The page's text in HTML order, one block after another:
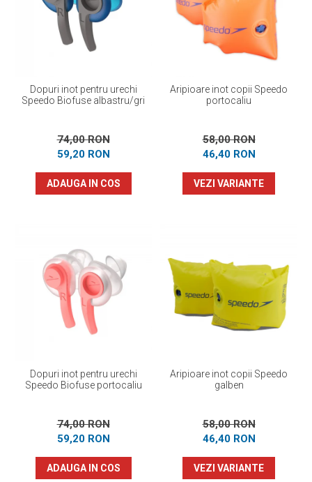
Accesorii inot
Genti si rucsacuri
Costume profesionale inot
Dopuri inot pentru urechi
Speedo Biofuse albastru/gri
74,00 RON
59,20 RON
ADAUGA IN COS
Aripioare inot copii Speedo
portocaliu
58,00 RON
46,40 RON
VEZI VARIANTE
Dopuri inot pentru urechi
Speedo Biofuse portocaliu
74,00 RON
59,20 RON
ADAUGA IN COS
Aripioare inot copii Speedo
galben
58,00 RON
46,40 RON
VEZI VARIANTE